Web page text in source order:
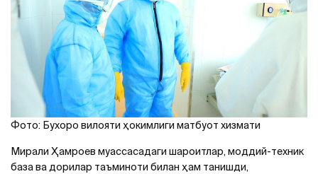
Фото: Бухоро вилояти ҳокимлиги матбуот хизмати
Мирали Ҳамроев муассасадаги шароитлар, моддий-техник
база ва дорилар таъминоти билан ҳам танишди,